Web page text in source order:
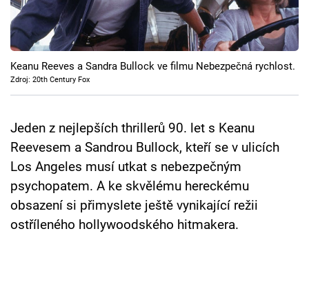
Cool Esport
Pořady
TV Program
Přihlášení
Sledujte nás
Keanu Reeves a Sandra Bullock ve filmu Nebezpečná rychlost.
Zdroj: 20th Century Fox
Jeden z nejlepších thrillerů 90. let s Keanu
Reevesem a Sandrou Bullock, kteří se v ulicích
Los Angeles musí utkat s nebezpečným
psychopatem. A ke skvělému hereckému
obsazení si přimyslete ještě vynikající režii
ostříleného hollywoodského hitmakera.